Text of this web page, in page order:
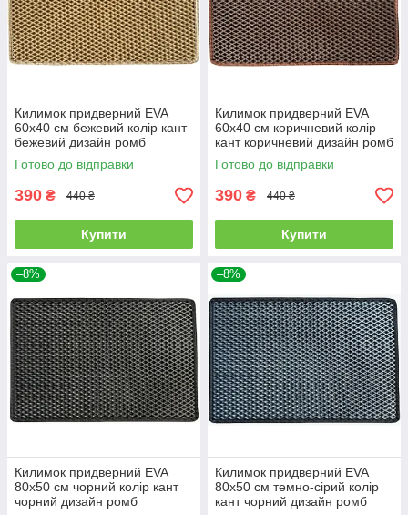
Килимок придверний EVA
60х40 см бежевий колір кант
бежевий дизайн ромб
Готово до відправки
390 ₴ 440 ₴
Купити
Килимок придверний EVA
60х40 см коричневий колір
кант коричневий дизайн ромб
Готово до відправки
390 ₴ 440 ₴
Купити
–8%
Килимок придверний EVA
80х50 см чорний колір кант
чорний дизайн ромб
–8%
Килимок придверний EVA
80х50 см темно-сірий колір
кант чорний дизайн ромб